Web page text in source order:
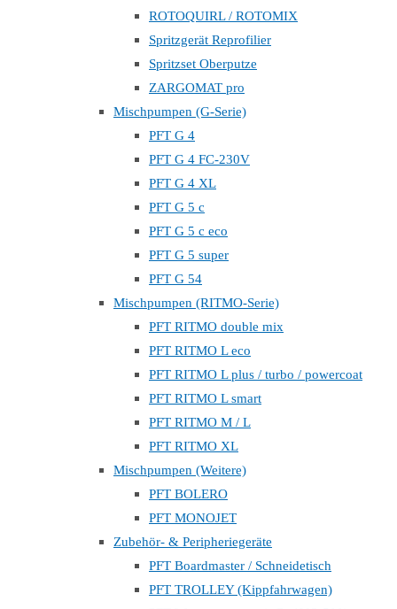
ROTOQUIRL / ROTOMIX
Spritzgerät Reprofilier
Spritzset Oberputze
ZARGOMAT pro
Mischpumpen (G-Serie)
PFT G 4
PFT G 4 FC-230V
PFT G 4 XL
PFT G 5 c
PFT G 5 c eco
PFT G 5 super
PFT G 54
Mischpumpen (RITMO-Serie)
PFT RITMO double mix
PFT RITMO L eco
PFT RITMO L plus / turbo / powercoat
PFT RITMO L smart
PFT RITMO M / L
PFT RITMO XL
Mischpumpen (Weitere)
PFT BOLERO
PFT MONOJET
Zubehör- & Peripheriegeräte
PFT Boardmaster / Schneidetisch
PFT TROLLEY (Kippfahrwagen)